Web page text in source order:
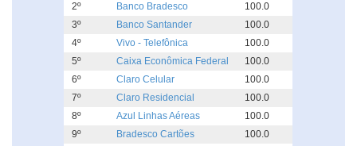
2º
Banco Bradesco
100.0
3º
Banco Santander
100.0
4º
Vivo - Telefônica
100.0
5º
Caixa Econômica Federal
100.0
6º
Claro Celular
100.0
7º
Claro Residencial
100.0
8º
Azul Linhas Aéreas
100.0
9º
Bradesco Cartões 100.0